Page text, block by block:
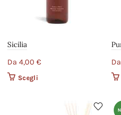
Sicilia
Da 4,00 €
Scegli
nella pagina del
Da